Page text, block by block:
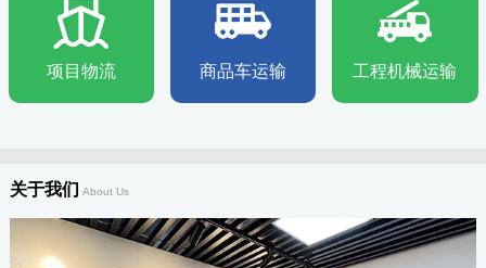
项目物流 商品车运输 工程机械运输
关于我们 About Us